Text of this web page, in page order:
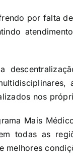
por falta
nos
Mais
todas as
melhores